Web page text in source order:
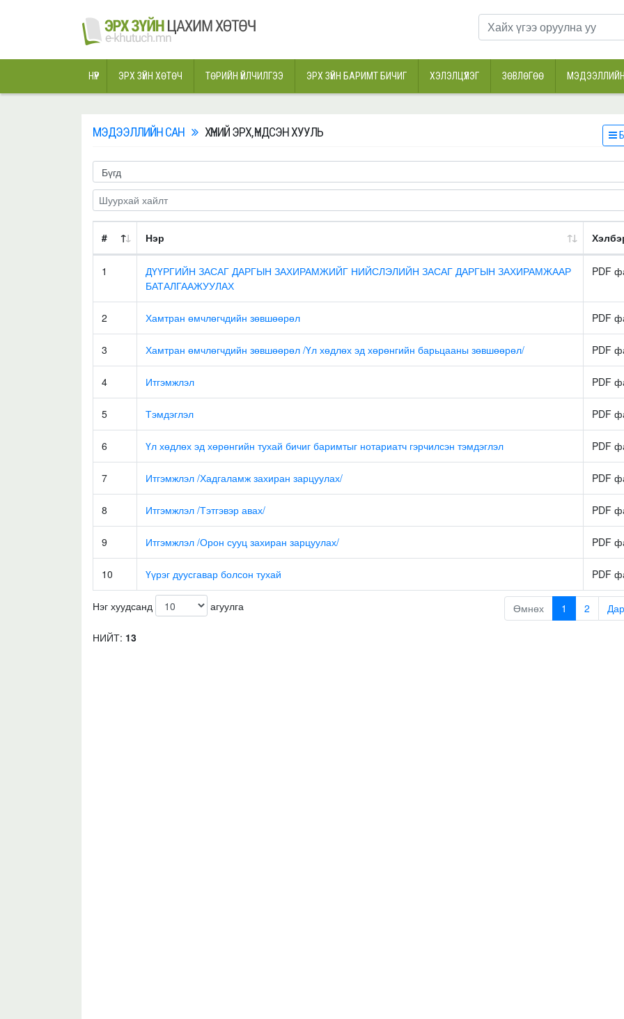
НҮҮР ЭРХ ЗҮЙН ХӨТӨЧ ТӨРИЙН ҮЙЛЧИЛГЭЭ ЭРХ ЗҮЙН БАРИМТ БИЧИГ ХЭЛЭЛЦҮҮЛЭГ ЗӨВЛӨГӨӨ
МЭДЭЭЛЛИЙН САН ХҮНИЙ ЭРХ, ҮНДСЭН ХУУЛЬ
# Нэр
1
ДҮҮРГИЙН ЗАСАГ ДАРГЫН ЗАХИРАМЖИЙГ НИЙСЛЭЛИЙН ЗАСАГ ДАРГЫН ЗАХИРАМЖААР
БАТАЛГААЖУУЛАХ
PDF
2 Хамтран өмчлөгчдийн зөвшөөрөл PDF
3 Хамтран өмчлөгчдийн зөвшөөрөл /Үл хөдлөх эд хөрөнгийн барьцааны зөвшөөрөл/ PDF
4 Итгэмжлэл PDF
5 Тэмдэглэл PDF
6 Үл хөдлөх эд хөрөнгийн тухай бичиг баримтыг нотариатч гэрчилсэн тэмдэглэл PDF
7 Итгэмжлэл /Хадгаламж захиран зарцуулах/ PDF
8 Итгэмжлэл /Тэтгэвэр авах/ PDF
9 Итгэмжлэл /Орон сууц захиран зарцуулах/ PDF
10 Үүрэг дуусгавар болсон тухай PDF
Нэг хуудсанд агуулга Өмнөх 1 2
НИЙТ: 13